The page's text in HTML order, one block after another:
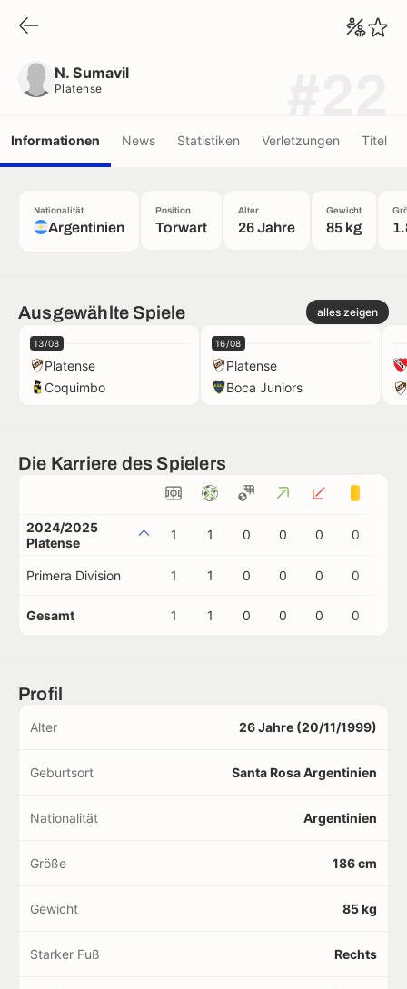
N. Sumavil
Platense
Informationen News Statistiken Verletzungen Titel
Nationalität
Argentinien
Position
Torwart
Alter
26 Jahre
Gewicht
85 kg
Ausgewählte Spiele alles zeigen
13/08
Platense
Coquimbo
16/08
Platense
Boca Juniors
Die Karriere des Spielers
2024/2025
Platense
1 1 0 0 0 0
Primera Division 1 1 0 0 0 0
Gesamt 1 1 0 0 0 0
Profil
Alter 26 Jahre (20/11/1999)
Geburtsort Santa Rosa Argentinien
Nationalität Argentinien
Größe 186 cm
Gewicht 85 kg
Starker Fuß Rechts